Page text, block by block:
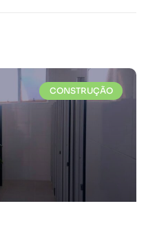
CONSTRUÇÃO